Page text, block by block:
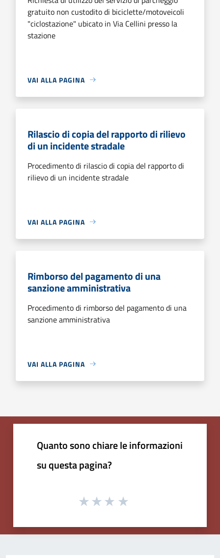
gratuito non custodito di biciclette/motoveicoli
"ciclostazione" ubicato in Via Cellini presso la
stazione
VAI ALLA PAGINA
Rilascio di copia del rapporto di rilievo
di un incidente stradale
Procedimento di rilascio di copia del rapporto di
rilievo di un incidente stradale
VAI ALLA PAGINA
Rimborso del pagamento di una
sanzione amministrativa
Procedimento di rimborso del pagamento di una
sanzione amministrativa
VAI ALLA PAGINA
Quanto sono chiare le informazioni
su questa pagina?